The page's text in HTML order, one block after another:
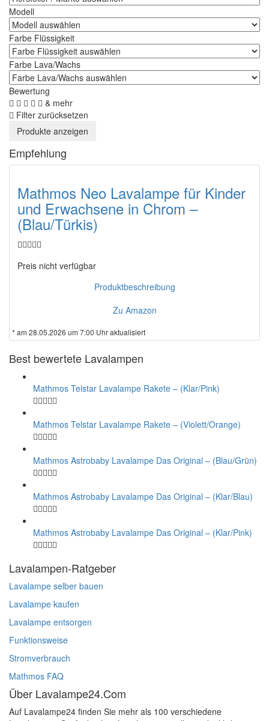
Modell
Farbe Flüssigkeit
Farbe Lava/Wachs
Bewertung
& mehr
Filter zurücksetzen
Empfehlung
Mathmos Neo Lavalampe für Kinder
und Erwachsene in Chrom –
(Blau/Türkis)
Preis nicht verfügbar
Produktbeschreibung
Zu Amazon
* am 28.05.2026 um 7:00 Uhr aktualisiert
Best bewertete Lavalampen
Mathmos Telstar Lavalampe Rakete – (Klar/Pink)
Mathmos Telstar Lavalampe Rakete – (Violett/Orange)
Mathmos Astrobaby Lavalampe Das Original – (Blau/Grün)
Mathmos Astrobaby Lavalampe Das Original – (Klar/Blau)
Mathmos Astrobaby Lavalampe Das Original – (Klar/Pink)
Lavalampen-Ratgeber
Lavalampe selber bauen
Lavalampe kaufen
Lavalampe entsorgen
Funktionsweise
Stromverbrauch
Mathmos FAQ
Über Lavalampe24.Com
Auf Lavalampe24 finden Sie mehr als 100 verschiedene